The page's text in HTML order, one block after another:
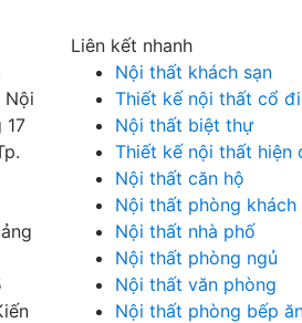
Nội
17
Liên kết nhanh
Nội thất khách sạn
Thiết kế nội thất cổ
Nội thất biệt thự
Thiết kế nội thất hiện
Nội thất căn hộ
Nội thất phòng khách
Nội thất nhà phố
Nội thất phòng ngủ
Nội thất văn phòng
Nội thất phòng bếp